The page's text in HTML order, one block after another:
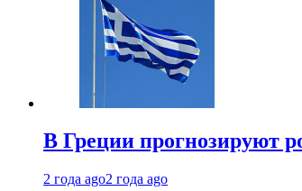
В Греции прогнозируют
2 года ago2 года ago